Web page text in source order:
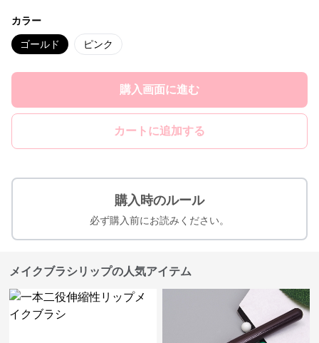
カラー
ゴールド ピンク
購入画面に進む
カートに追加する
購入時のルール
必ず購入前にお読みください。
メイクブラシリップの人気アイテム